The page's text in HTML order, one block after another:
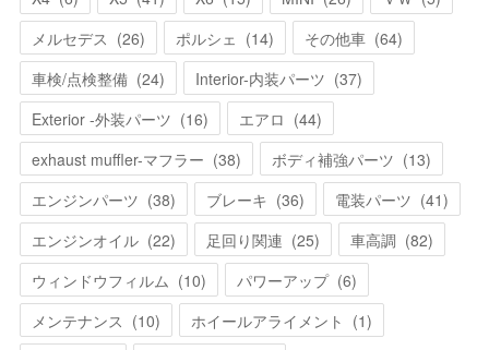
メルセデス (26) ポルシェ (14) その他車 (64)
車検/点検整備 (24) Interior-内装パーツ (37)
Exterior -外装パーツ (16) エアロ (44)
exhaust muffler-マフラー (38) ボディ補強パーツ (13)
エンジンパーツ (38) ブレーキ (36) 電装パーツ (41)
エンジンオイル (22) 足回り関連 (25) 車高調 (82)
ウィンドウフィルム (10) パワーアップ (6)
メンテナンス (10) ホイールアライメント (1)